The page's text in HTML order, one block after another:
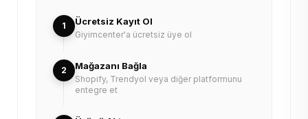
1 Ücretsiz Kayıt Ol
Giyimcenter'a ücretsiz üye ol
2 Mağazanı Bağla
Shopify, Trendyol veya diğer platformunu
entegre et